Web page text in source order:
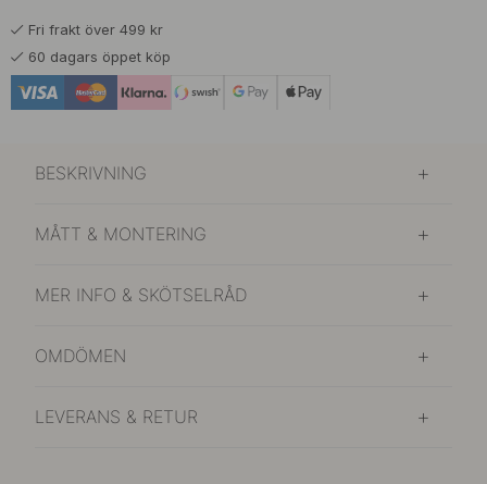
Fri frakt över 499 kr
60 dagars öppet köp
BESKRIVNING
MÅTT & MONTERING
MER INFO & SKÖTSELRÅD
OMDÖMEN
LEVERANS & RETUR